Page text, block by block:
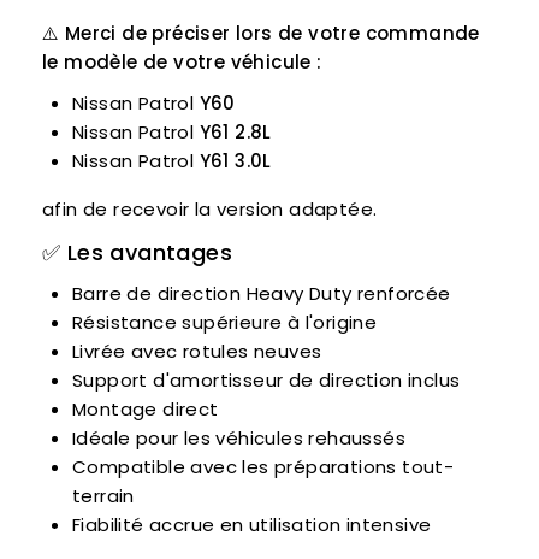
⚠️ Merci de préciser lors de votre commande
le modèle de votre véhicule :
Nissan Patrol Y60
Nissan Patrol Y61 2.8L
Nissan Patrol Y61 3.0L
afin de recevoir la version adaptée.
✅ Les avantages
Barre de direction Heavy Duty renforcée
Résistance supérieure à l'origine
Livrée avec rotules neuves
Support d'amortisseur de direction inclus
Montage direct
Idéale pour les véhicules rehaussés
Compatible avec les préparations tout-
terrain
Fiabilité accrue en utilisation intensive